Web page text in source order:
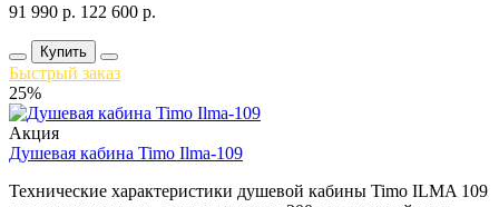
91 990 р. 122 600 р.
Купить
Быстрый заказ
25%
Акция
Душевая кабина Timo Ilma-109
Технические характеристики душевой кабины Timo ILMA 109